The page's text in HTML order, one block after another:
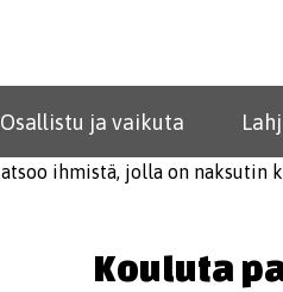
Osallistu ja vaikuta
Kouluta